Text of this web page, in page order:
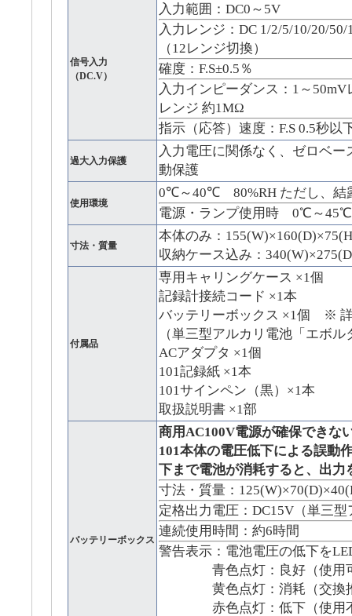
信号入力
（DC.V）
入力範囲：DC0～5V
入力レンジ：DC 1/2/5/10/20/
（12レンジ切換）
確度：F.S±0.5％
入力インピーダンス：1～
レンジ 約1MΩ
指示（応答）速度：F.S 0.5秒以
過大入力保護
入力電圧に関係なく、ゼロベ
動保護
使用環境
0℃～40℃ 80%RH ただし、結
電源・ランプ使用時 0℃～45℃
寸法・質量
本体のみ：
収納ケース込み：
付属品
専用キャリングケース ×1個
記録計接続コード ×1本
バッテリーボックス ×1個 ※
（単三型アルカリ電池「エボ
ACアダプタ ×1個
101記録紙 ×1本
101サインペン（黒）×1本
取扱説明書 ×1部
バッテリーボックス
商用AC100V電源が確保でき
101本体の電圧低下による誤動
下まで電池が消耗すると、出力
寸法・質量：
定格出力電圧：DC15V（単三
連続使用時間：約6時間
警告表示：電池電圧の低下を
青色点灯：良好（使用
黄色点灯：消耗（交換
赤色点灯：低下（使用